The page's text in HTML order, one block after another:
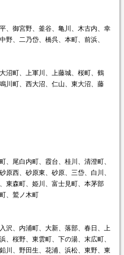
、御宮野、釜谷、亀川、木古内、幸
野、二乃岱、橋呉、本町、前浜、
沼町、上軍川、上藤城、桜町、鶴
川町、西大沼、仁山、東大沼、藤
、尾白内町、霞台、桂川、清澄町、
原西、砂原東、砂原、三岱、白川、
東森町、姫川、富士見町、本茅部
、鷲ノ木町
沢、内浦町、大新、落部、春日、上
、桜野、東雲町、下の湯、末広町、
川、野田生、花浦、浜松、東野、東